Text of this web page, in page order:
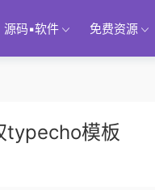
源码▪软件 免费资源
typecho模板